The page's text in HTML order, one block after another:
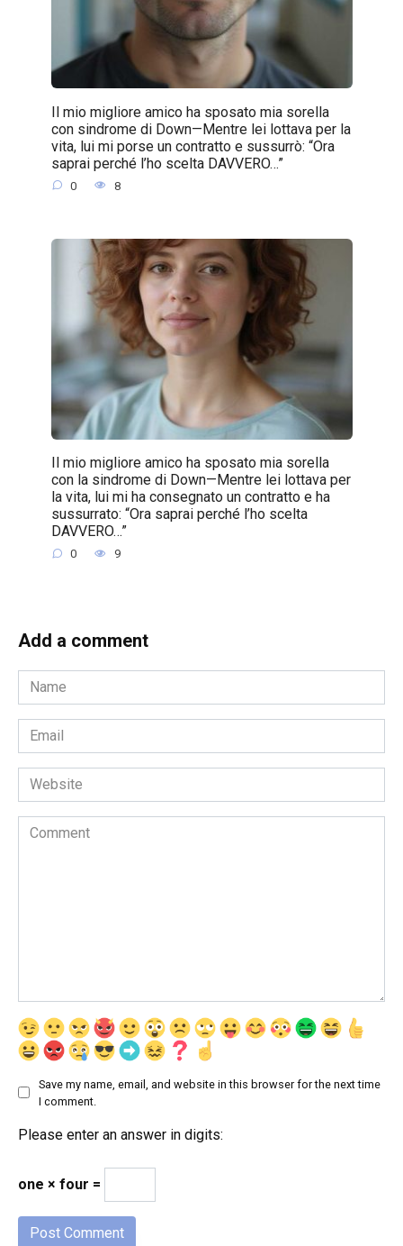
Il mio migliore amico ha sposato mia sorella
con sindrome di Down—Mentre lei lottava per la
vita, lui mi porse un contratto e sussurrò: “Ora
saprai perché l’ho scelta DAVVERO…”
0 8
Il mio migliore amico ha sposato mia sorella
con la sindrome di Down—Mentre lei lottava per
la vita, lui mi ha consegnato un contratto e ha
sussurrato: “Ora saprai perché l’ho scelta
DAVVERO…”
0 9
Add a comment
Name
*
Email
*
Website
Comment
Save my name, email, and website in this browser for the next time
I comment.
Please enter an answer in digits:
one × four =